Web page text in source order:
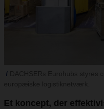
Et koncept, der